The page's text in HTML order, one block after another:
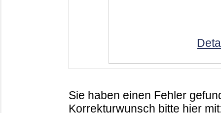
Sie haben einen Fehler
Korrekturwunsch bitte hier